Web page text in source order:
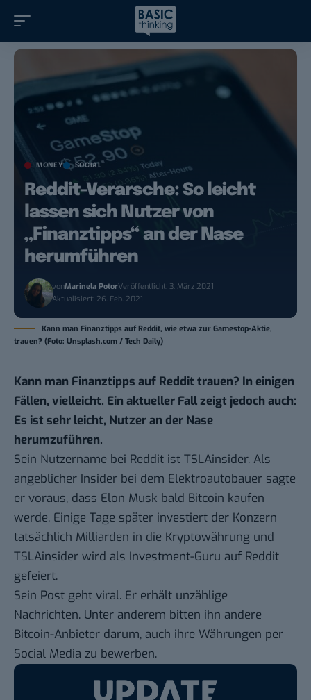
MONEY SOCIAL
Reddit-Verarsche: So leicht
lassen sich Nutzer von
„Finanztipps“ an der Nase
herumführen
vonMarinela PotorVeröffentlicht: 3. März 2021
Aktualisiert: 26. Feb. 2021
Kann man Finanztipps auf Reddit, wie etwa zur Gamestop-Aktie,
trauen? (Foto: Unsplash.com / Tech Daily)
Kann man Finanztipps auf Reddit trauen? In einigen
Fällen, vielleicht. Ein aktueller Fall zeigt jedoch auch:
Es ist sehr leicht, Nutzer an der Nase
herumzuführen.
Sein Nutzername bei Reddit ist TSLAinsider. Als
angeblicher Insider bei dem Elektroautobauer sagte
er voraus, dass Elon Musk bald Bitcoin kaufen
werde. Einige Tage später investiert der Konzern
tatsächlich Milliarden in die Kryptowährung und
TSLAinsider wird als Investment-Guru auf Reddit
gefeiert.
Sein Post geht viral. Er erhält unzählige
Nachrichten. Unter anderem bitten ihn andere
Bitcoin-Anbieter darum, auch ihre Währungen per
Social Media zu bewerben.